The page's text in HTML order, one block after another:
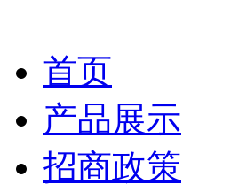
首页
产品展示
招商政策